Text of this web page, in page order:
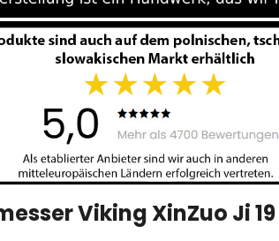
Viking XinZuo Ji